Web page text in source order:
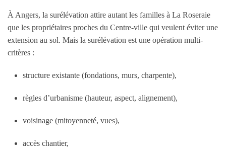
À Angers, la surélévation attire autant les familles à La Roseraie
que les propriétaires proches du Centre-ville qui veulent éviter une
extension au sol. Mais la surélévation est une opération multi-
critères :
structure existante (fondations, murs, charpente),
règles d’urbanisme (hauteur, aspect, alignement),
voisinage (mitoyenneté, vues),
accès chantier,